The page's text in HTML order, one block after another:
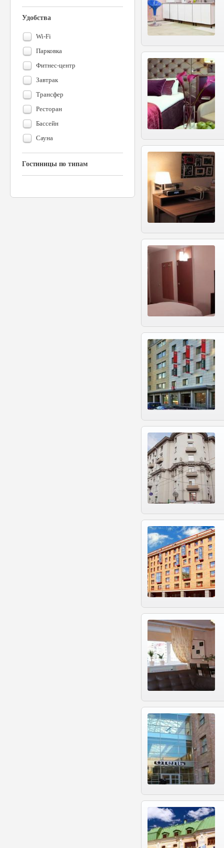
Удобства
Wi-Fi
Парковка
Фитнес-центр
Завтрак
Трансфер
Ресторан
Бассейн
Сауна
Гостиницы по типам